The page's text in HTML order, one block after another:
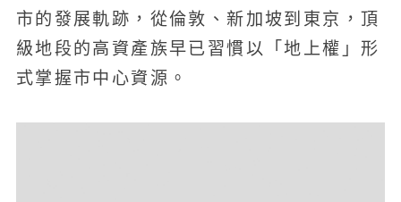
市的發展軌跡，從倫敦、新加坡到東京，頂
級地段的高資產族早已習慣以「地上權」形
式掌握市中心資源。